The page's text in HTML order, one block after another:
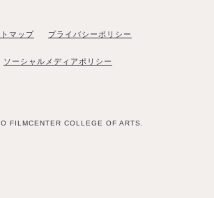
マップ プライバシーポリシー
ソーシャルメディアポリシー
FILMCENTER COLLEGE OF ARTS.